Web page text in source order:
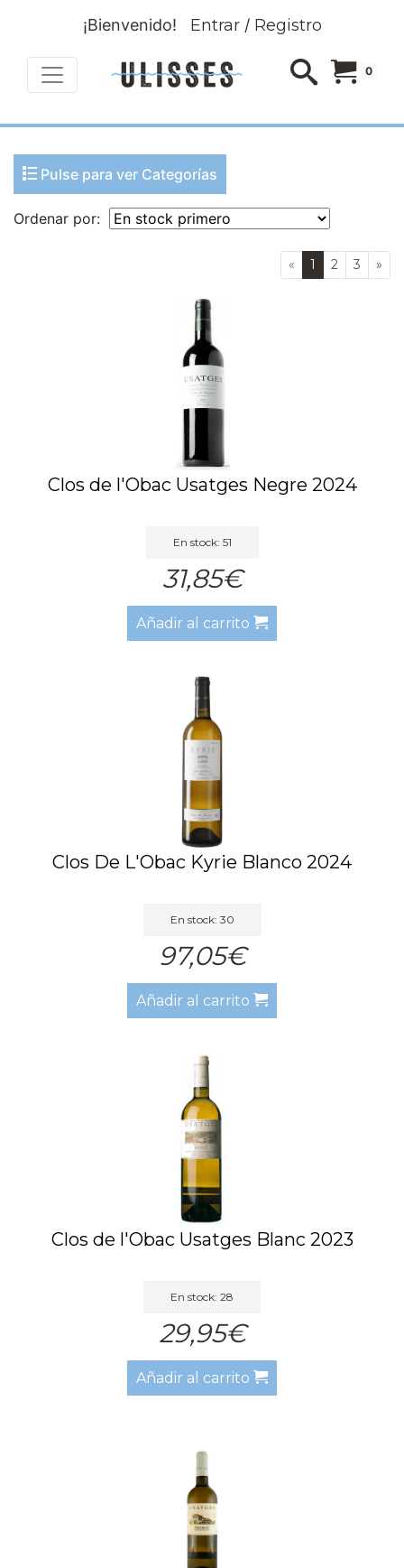
¡Bienvenido! Entrar/ Registro
0
Pulse para ver Categorías
Ordenar por:
« 1 2 3 »
Clos de l'Obac Usatges Negre 2024
En stock: 51
31,85€
Añadir al carrito
Clos De L'Obac Kyrie Blanco 2024
En stock: 30
97,05€
Añadir al carrito
Clos de l'Obac Usatges Blanc 2023
En stock: 28
29,95€
Añadir al carrito